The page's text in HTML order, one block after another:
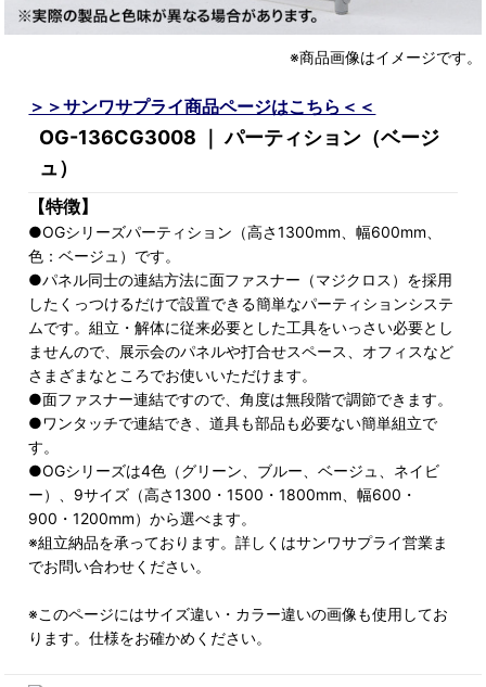
※商品画像はイメージです。
＞＞サンワサプライ商品ページはこちら＜＜
OG-136CG3008 ｜ パーティション（ベージ
ュ）
【特徴】
●OGシリーズパーティション（高さ1300mm、幅600mm、
色：ベージュ）です。
●パネル同士の連結方法に面ファスナー（マジクロス）を採用
したくっつけるだけで設置できる簡単なパーティションシステ
ムです。組立・解体に従来必要とした工具をいっさい必要とし
ませんので、展示会のパネルや打合せスペース、オフィスなど
さまざまなところでお使いいただけます。
●面ファスナー連結ですので、角度は無段階で調節できます。
●ワンタッチで連結でき、道具も部品も必要ない簡単組立で
す。
●OGシリーズは4色（グリーン、ブルー、ベージュ、ネイビ
ー）、9サイズ（高さ1300・1500・1800mm、幅600・
900・1200mm）から選べます。
※組立納品を承っております。詳しくはサンワサプライ営業ま
でお問い合わせください。
※このページにはサイズ違い・カラー違いの画像も使用してお
ります。仕様をお確かめください。